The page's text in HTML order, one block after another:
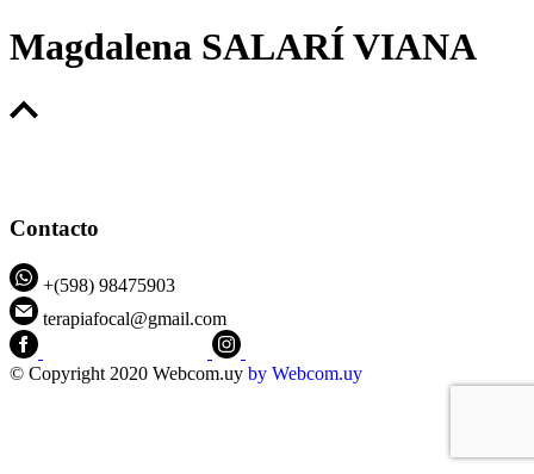
Magdalena SALARÍ VIANA
Contacto
+(598) 98475903
terapiafocal@gmail.com
© Copyright 2020 Webcom.uy by Webcom.uy